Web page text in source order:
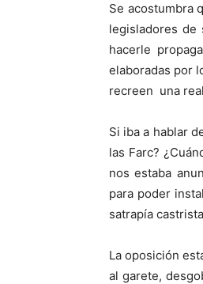
Se acostumbra
legisladores de
hacerle
elaboradas por
recreen una
Si iba a hablar
las Farc?
nos estaba
para poder
satrapía
La oposición
al garete,